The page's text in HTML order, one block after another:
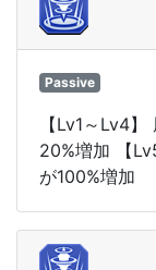
Passive
【Lv1～Lv4
20%増加 【
が100%増加